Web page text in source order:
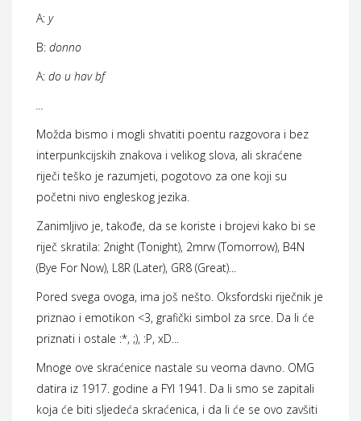
A: y
B: donno
A: do u hav bf
...
Možda bismo i mogli shvatiti poentu razgovora i bez
interpunkcijskih znakova i velikog slova, ali skraćene
riječi teško je razumjeti, pogotovo za one koji su
početni nivo engleskog jezika.
Zanimljivo je, takođe, da se koriste i brojevi kako bi se
riječ skratila: 2night (Tonight), 2mrw (Tomorrow), B4N
(Bye For Now), L8R (Later), GR8 (Great)...
Pored svega ovoga, ima još nešto. Oksfordski riječnik je
priznao i emotikon <3, grafički simbol za srce. Da li će
priznati i ostale :*, ;), :P, xD...
Mnoge ove skraćenice nastale su veoma davno. OMG
datira iz 1917. godine a FYI 1941. Da li smo se zapitali
koja će biti sljedeća skraćenica, i da li će se ovo zavšiti